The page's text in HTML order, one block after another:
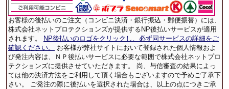
お客様の後払いのご注文（コンビニ決済・銀行振込・郵便振替）には、
株式会社ネットプロテクションズが提供するNP後払いサービスが適用
されます。
NP後払いのロゴをクリックし、必ず同サービスの詳細をご
確認ください。
お客様が弊社サイトにおいて登録された個人情報およ
び発注内容は、ＮＰ後払いサービスに必要な範囲で株式会社ネットプロ
テクションズに提供させていただきます。 尚、与信審査の結果によっ
ては他の決済方法をご利用して頂く場合もございますので予めご了承下
さい。 ご発注の際に後払いを選択された場合は、以上の点につきご承